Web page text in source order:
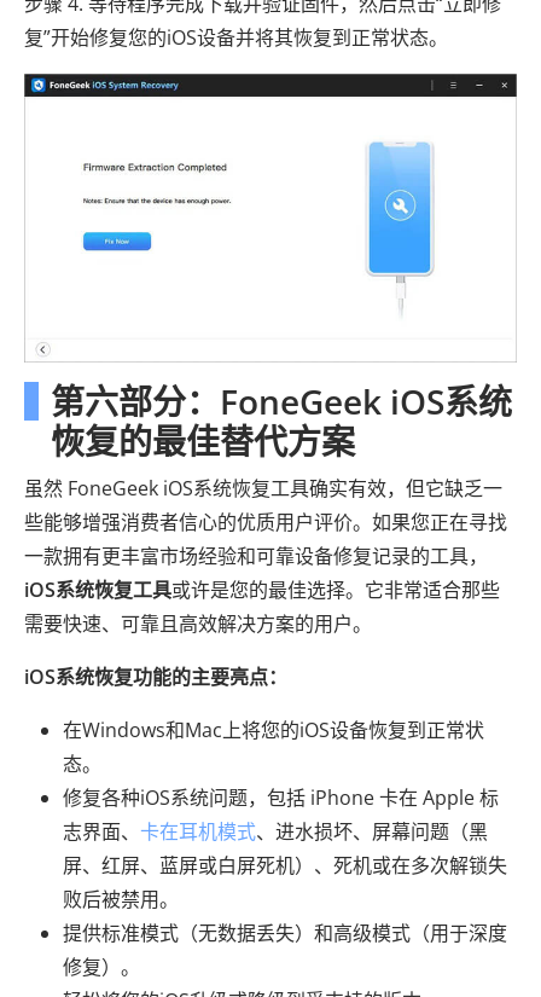
复”开始修复您的iOS设备并将其恢复到正常状态。
第六部分：FoneGeek iOS系统
恢复的最佳替代方案
虽然 FoneGeek iOS系统恢复工具确实有效，但它缺乏一
些能够增强消费者信心的优质用户评价。如果您正在寻找
一款拥有更丰富市场经验和可靠设备修复记录的工具，
iOS系统恢复工具或许是您的最佳选择。它非常适合那些
需要快速、可靠且高效解决方案的用户。
iOS系统恢复功能的主要亮点：
在Windows和Mac上将您的iOS设备恢复到正常状
态。
修复各种iOS系统问题，包括 iPhone 卡在 Apple 标
志界面、 卡在耳机模式、进水损坏、屏幕问题（黑
屏、红屏、蓝屏或白屏死机）、死机或在多次解锁失
败后被禁用。
提供标准模式（无数据丢失）和高级模式（用于深度
修复）。